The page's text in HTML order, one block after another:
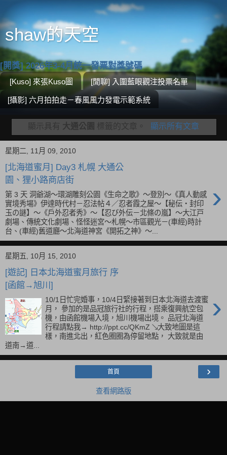
shaw的天空
[開獎] 2026年3-4月統一發票對獎號碼
[Kuso] 來張Kuso圖 [閒聊] 入圍藍眼觀注投票名單
[攝影] 六月拍拍走－春風風力發電示範系統
顯示具有 大通公園 標籤的文章。 顯示所有文章
星期二, 11月 09, 2010
[北海道蜜月] Day3 札幌 大通公
園、狸小路商店街
›
第 3 天 洞爺湖～環湖雕刻公園《生命之歌》～登別～《真人動感
實境秀場》伊達時代村－忍法帖４／忍者霞之屋～【秘伝・封印
玉の謎】～《戶外忍者秀》～【忍び外伝－北條の嵐】～大江戸
劇場、傳統文化劇場、怪怪迷宮～札幌～市區觀光－(車經)時計
台、(車經)舊道廳～北海道神宮《開拓之神》～...
星期五, 10月 15, 2010
[遊記] 日本北海道蜜月旅行 序
[函館→旭川]
›
10/1日忙完婚事，10/4日緊接著到日本北海道去渡蜜
月， 參加的是品冠旅行社的行程，搭乘復興航空包
機，由函館機場入境，旭川機場出境。 品冠北海道
行程請點我→ http://ppt.cc/QKmZ ↘大致地圖是這
樣，南進北出，紅色圈圈為停留地點， 大致就是由
道南→道...
›
首頁
查看網路版